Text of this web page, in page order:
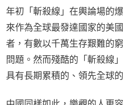
年初「斬殺線」在輿論場的
來作為全球最發達國家的美
者，有數以千萬生存艱難的
問題。然而殘酷的「斬殺線
具有長期累積的、領先全球